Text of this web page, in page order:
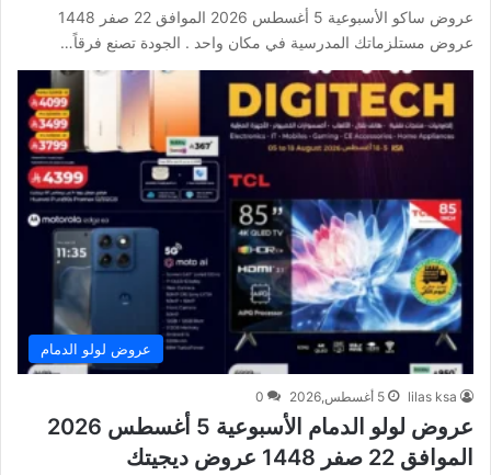
عروض ساكو الأسبوعية 5 أغسطس 2026 الموافق 22 صفر 1448
عروض مستلزماتك المدرسية في مكان واحد . الجودة تصنع فرقاً…
عروض لولو الدمام
lilas ksa 5 أغسطس,2026 0
عروض لولو الدمام الأسبوعية 5 أغسطس 2026
الموافق 22 صفر 1448 عروض ديجيتك